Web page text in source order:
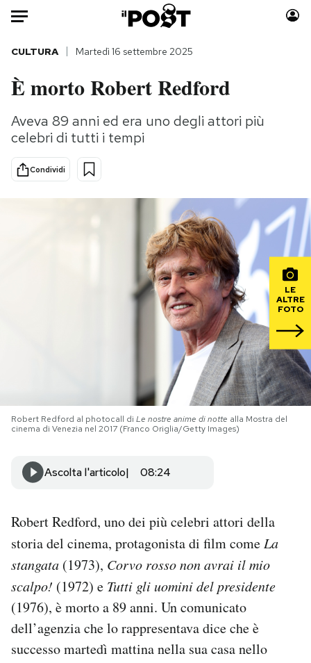
Auto
HOME
Italia
Mondo
Politica
Tecnologia
Internet
Moda
Ok Boomer!
Media
Europa
Altrecose
Mondiali calcio 2026
I MIEI PREFERITI
SHOP
CALENDARIO
AREA PERSONALE
Area Personale
Newsletter
Notifiche mobile
Regala il Post
CULTURA Martedì 16 settembre 2025
È morto Robert Redford
Aveva 89 anni ed era uno degli attori più
celebri di tutti i tempi
Condividi
LE
ALTRE
FOTO
Robert Redford al photocall di Le nostre anime di notte alla Mostra del
cinema di Venezia nel 2017 (Franco Origlia/Getty Images)
Ascolta l'articolo 08:24
Robert Redford, uno dei più celebri attori della
storia del cinema, protagonista di film come La
stangata (1973), Corvo rosso non avrai il mio
scalpo! (1972) e Tutti gli uomini del presidente
(1976), è morto a 89 anni. Un comunicato
dell’agenzia che lo rappresentava dice che è
successo martedì mattina nella sua casa nello